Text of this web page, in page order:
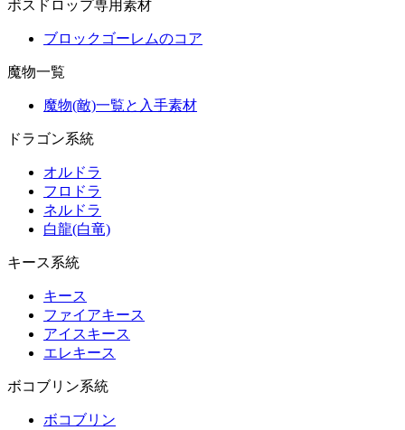
ボスドロップ専用素材
ブロックゴーレムのコア
魔物一覧
魔物(敵)一覧と入手素材
ドラゴン系統
オルドラ
フロドラ
ネルドラ
白龍(白竜)
キース系統
キース
ファイアキース
アイスキース
エレキース
ボコブリン系統
ボコブリン